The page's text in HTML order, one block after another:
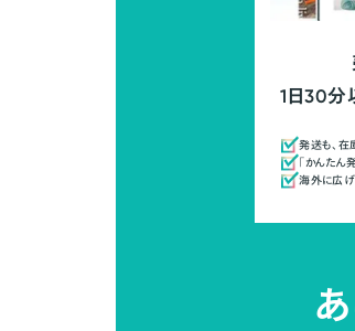
1日30分
発送も、在
「かんたん
海外に広げ